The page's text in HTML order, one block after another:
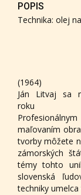
POPIS
Technika: olej
(1964)
Ján Litvaj sa
roku
Profesionálnym
maľovaním
tvorby môžete
zámorských
témy tohto
slovenská
techniky